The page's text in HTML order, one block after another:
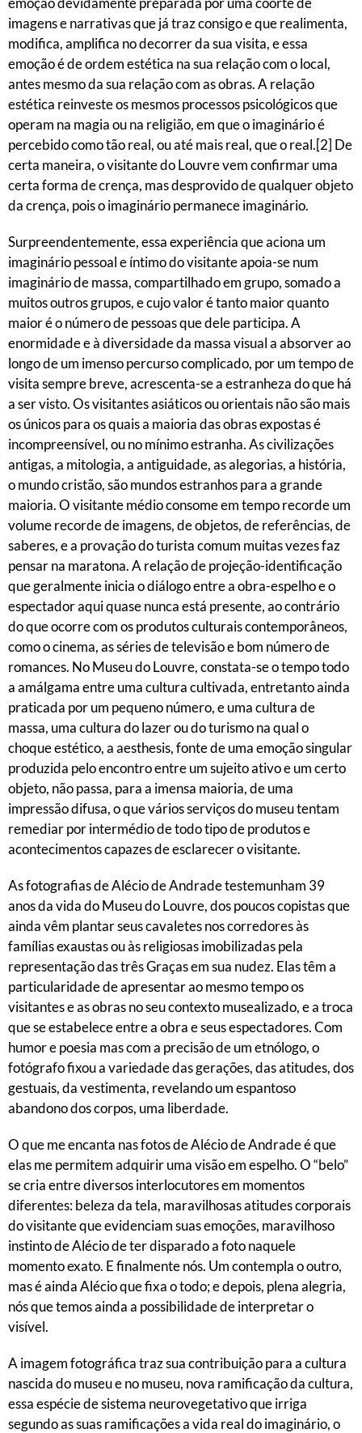
imagens e narrativas que já traz consigo e que realimenta,
modifica, amplifica no decorrer da sua visita, e essa
emoção é de ordem estética na sua relação com o local,
antes mesmo da sua relação com as obras. A relação
estética reinveste os mesmos processos psicológicos que
operam na magia ou na religião, em que o imaginário é
percebido como tão real, ou até mais real, que o real.[2] De
certa maneira, o visitante do Louvre vem confirmar uma
certa forma de crença, mas desprovido de qualquer objeto
da crença, pois o imaginário permanece imaginário.
Surpreendentemente, essa experiência que aciona um
imaginário pessoal e íntimo do visitante apoia-se num
imaginário de massa, compartilhado em grupo, somado a
muitos outros grupos, e cujo valor é tanto maior quanto
maior é o número de pessoas que dele participa. A
enormidade e à diversidade da massa visual a absorver ao
longo de um imenso percurso complicado, por um tempo de
visita sempre breve, acrescenta-se a estranheza do que há
a ser visto. Os visitantes asiáticos ou orientais não são mais
os únicos para os quais a maioria das obras expostas é
incompreensível, ou no mínimo estranha. As civilizações
antigas, a mitologia, a antiguidade, as alegorias, a história,
o mundo cristão, são mundos estranhos para a grande
maioria. O visitante médio consome em tempo recorde um
volume recorde de imagens, de objetos, de referências, de
saberes, e a provação do turista comum muitas vezes faz
pensar na maratona. A relação de projeção-identificação
que geralmente inicia o diálogo entre a obra-espelho e o
espectador aqui quase nunca está presente, ao contrário
do que ocorre com os produtos culturais contemporâneos,
como o cinema, as séries de televisão e bom número de
romances. No Museu do Louvre, constata-se o tempo todo
a amálgama entre uma cultura cultivada, entretanto ainda
praticada por um pequeno número, e uma cultura de
massa, uma cultura do lazer ou do turismo na qual o
choque estético, a aesthesis, fonte de uma emoção singular
produzida pelo encontro entre um sujeito ativo e um certo
objeto, não passa, para a imensa maioria, de uma
impressão difusa, o que vários serviços do museu tentam
remediar por intermédio de todo tipo de produtos e
acontecimentos capazes de esclarecer o visitante.
As fotografias de Alécio de Andrade testemunham 39
anos da vida do Museu do Louvre, dos poucos copistas que
ainda vêm plantar seus cavaletes nos corredores às
famílias exaustas ou às religiosas imobilizadas pela
representação das três Graças em sua nudez. Elas têm a
particularidade de apresentar ao mesmo tempo os
visitantes e as obras no seu contexto musealizado, e a troca
que se estabelece entre a obra e seus espectadores. Com
humor e poesia mas com a precisão de um etnólogo, o
fotógrafo fixou a variedade das gerações, das atitudes, dos
gestuais, da vestimenta, revelando um espantoso
abandono dos corpos, uma liberdade.
O que me encanta nas fotos de Alécio de Andrade é que
elas me permitem adquirir uma visão em espelho. O “belo”
se cria entre diversos interlocutores em momentos
diferentes: beleza da tela, maravilhosas atitudes corporais
do visitante que evidenciam suas emoções, maravilhoso
instinto de Alécio de ter disparado a foto naquele
momento exato. E finalmente nós. Um contempla o outro,
mas é ainda Alécio que fixa o todo; e depois, plena alegria,
nós que temos ainda a possibilidade de interpretar o
visível.
A imagem fotográfica traz sua contribuição para a cultura
nascida do museu e no museu, nova ramificação da cultura,
essa espécie de sistema neurovegetativo que irriga
segundo as suas ramificações a vida real do imaginário, o